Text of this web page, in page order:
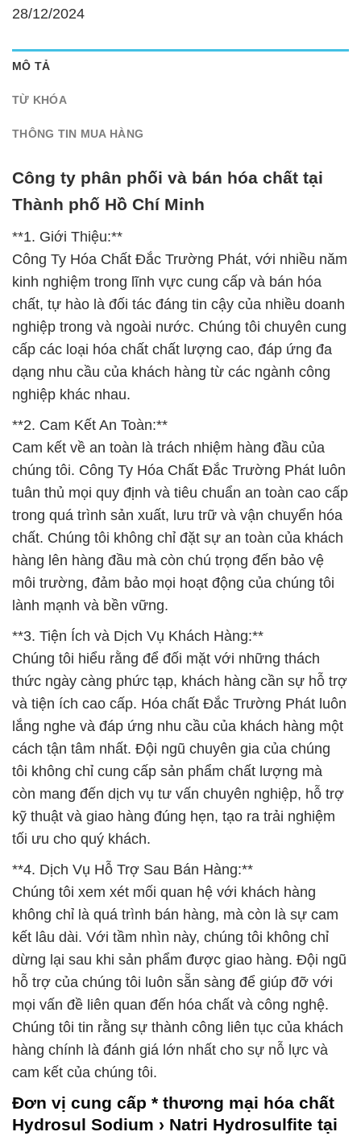
28/12/2024
MÔ TẢ
TỪ KHÓA
THÔNG TIN MUA HÀNG
Công ty phân phối và bán hóa chất tại
Thành phố Hồ Chí Minh
**1. Giới Thiệu:**
Công Ty Hóa Chất Đắc Trường Phát, với nhiều năm
kinh nghiệm trong lĩnh vực cung cấp và bán hóa
chất, tự hào là đối tác đáng tin cậy của nhiều doanh
nghiệp trong và ngoài nước. Chúng tôi chuyên cung
cấp các loại hóa chất chất lượng cao, đáp ứng đa
dạng nhu cầu của khách hàng từ các ngành công
nghiệp khác nhau.
**2. Cam Kết An Toàn:**
Cam kết về an toàn là trách nhiệm hàng đầu của
chúng tôi. Công Ty Hóa Chất Đắc Trường Phát luôn
tuân thủ mọi quy định và tiêu chuẩn an toàn cao cấp
trong quá trình sản xuất, lưu trữ và vận chuyển hóa
chất. Chúng tôi không chỉ đặt sự an toàn của khách
hàng lên hàng đầu mà còn chú trọng đến bảo vệ
môi trường, đảm bảo mọi hoạt động của chúng tôi
lành mạnh và bền vững.
**3. Tiện Ích và Dịch Vụ Khách Hàng:**
Chúng tôi hiểu rằng để đối mặt với những thách
thức ngày càng phức tạp, khách hàng cần sự hỗ trợ
và tiện ích cao cấp. Hóa chất Đắc Trường Phát luôn
lắng nghe và đáp ứng nhu cầu của khách hàng một
cách tận tâm nhất. Đội ngũ chuyên gia của chúng
tôi không chỉ cung cấp sản phẩm chất lượng mà
còn mang đến dịch vụ tư vấn chuyên nghiệp, hỗ trợ
kỹ thuật và giao hàng đúng hẹn, tạo ra trải nghiệm
tối ưu cho quý khách.
**4. Dịch Vụ Hỗ Trợ Sau Bán Hàng:**
Chúng tôi xem xét mối quan hệ với khách hàng
không chỉ là quá trình bán hàng, mà còn là sự cam
kết lâu dài. Với tầm nhìn này, chúng tôi không chỉ
dừng lại sau khi sản phẩm được giao hàng. Đội ngũ
hỗ trợ của chúng tôi luôn sẵn sàng để giúp đỡ với
mọi vấn đề liên quan đến hóa chất và công nghệ.
Chúng tôi tin rằng sự thành công liên tục của khách
hàng chính là đánh giá lớn nhất cho sự nỗ lực và
cam kết của chúng tôi.
Đơn vị cung cấp * thương mại hóa chất
Hydrosul Sodium › Natri Hydrosulfite tại